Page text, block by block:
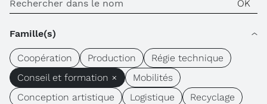
Famille(s)
Coopération Production
Régie technique
Conseil et formation ×
Mobilités
Conception artistique
Logistique
Recyclage